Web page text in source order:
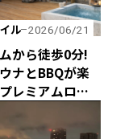
ル 2026/06/21
から徒歩0分!
ナとBBQが楽
レミアムログ
水沼ヴィレッ